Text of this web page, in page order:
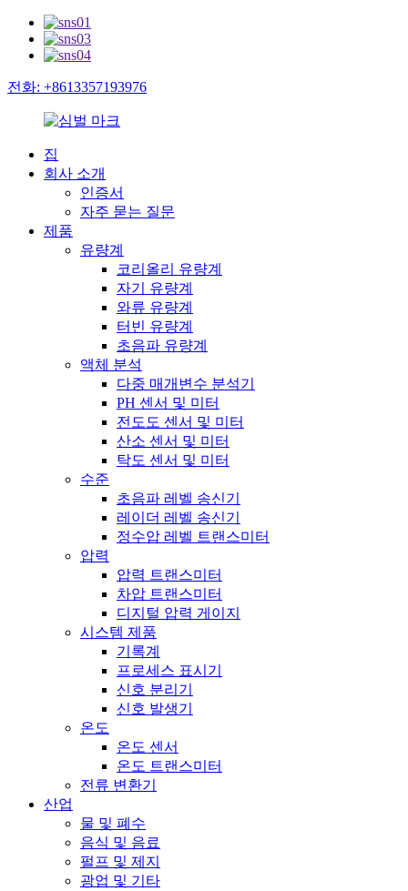
전화: +8613357193976
집
회사 소개
인증서
자주 묻는 질문
제품
유량계
코리올리 유량계
자기 유량계
와류 유량계
터빈 유량계
초음파 유량계
액체 분석
다중 매개변수 분석기
PH 센서 및 미터
전도도 센서 및 미터
산소 센서 및 미터
탁도 센서 및 미터
수준
초음파 레벨 송신기
레이더 레벨 송신기
정수압 레벨 트랜스미터
압력
압력 트랜스미터
차압 트랜스미터
디지털 압력 게이지
시스템 제품
기록계
프로세스 표시기
신호 분리기
신호 발생기
온도
온도 센서
온도 트랜스미터
전류 변환기
산업
물 및 폐수
음식 및 음료
펄프 및 제지
광업 및 기타